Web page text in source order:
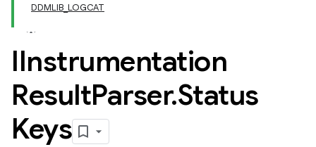
DDMLIB_LOGCAT
IInstrumentation
ResultParser.Status
Keys